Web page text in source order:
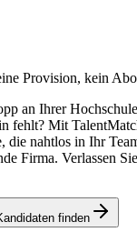
Provision, kein Abo
an Ihrer
fehlt? Mit
die nahtlos in Ihr
Firma. Verlassen
finden